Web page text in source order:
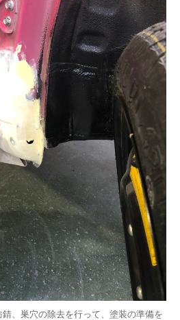
、巣穴の除去を行って、塗装の準備を